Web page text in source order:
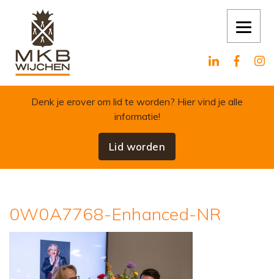
Skip to content
Denk je erover om lid te worden? Hier vind je alle
informatie!
Lid worden
0W0A7768-Enhanced-NR